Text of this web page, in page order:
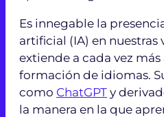
Es innegable la
artificial (IA) en
extiende a cada vez
formación de idiomas.
como ChatGPT y
la manera en la que